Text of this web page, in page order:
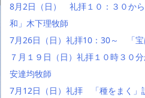
8月2日（日） 礼拝１０：３０か
和」木下理牧師
7月26日（日）礼拝10：30～ 「宝
７月１９日（日）礼拝１０時３０
安達均牧師
7月12日（日）礼拝 「種をまく